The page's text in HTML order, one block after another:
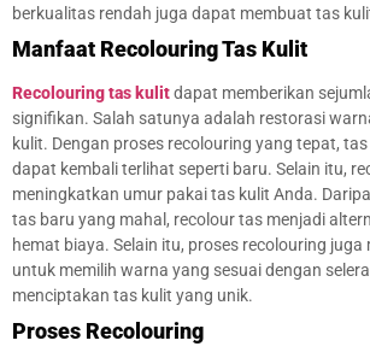
berkualitas rendah juga dapat membuat tas
Manfaat Recolouring Tas Kulit
Recolouring tas kulitdapat memberikan
signifikan. Salah satunya adalah restorasi
kulit. Dengan proses recolouring yang tepat,
dapat kembali terlihat seperti baru. Selain itu,
meningkatkan umur pakai tas kulit Anda.
tas baru yang mahal, recolour tas menjadi
hemat biaya. Selain itu, proses recolouring
untuk memilih warna yang sesuai dengan
menciptakan tas kulit yang unik.
Proses Recolouring